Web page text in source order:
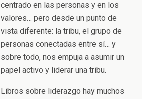
centrado en las personas y en los
valores… pero desde un punto de
vista diferente: la tribu, el grupo de
personas conectadas entre sí… y
sobre todo, nos empuja a asumir un
papel activo y liderar una tribu.
Libros sobre liderazgo hay muchos